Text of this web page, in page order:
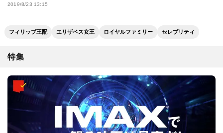
2019/8/23 13:15
フィリップ王配 エリザベス女王 ロイヤルファミリー セレブリティ
特集